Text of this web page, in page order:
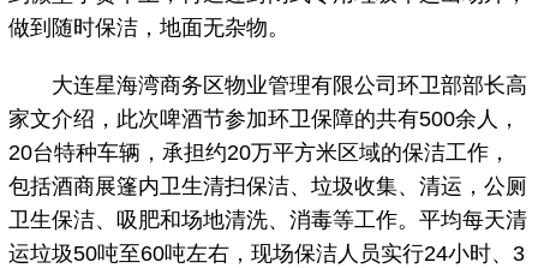
做到随时保洁，地面无杂物。
大连星海湾商务区物业管理有限公司环卫部部长高
家文介绍，此次啤酒节参加环卫保障的共有500余人，
20台特种车辆，承担约20万平方米区域的保洁工作，
包括酒商展篷内卫生清扫保洁、垃圾收集、清运，公厕
卫生保洁、吸肥和场地清洗、消毒等工作。平均每天清
运垃圾50吨至60吨左右，现场保洁人员实行24小时、3